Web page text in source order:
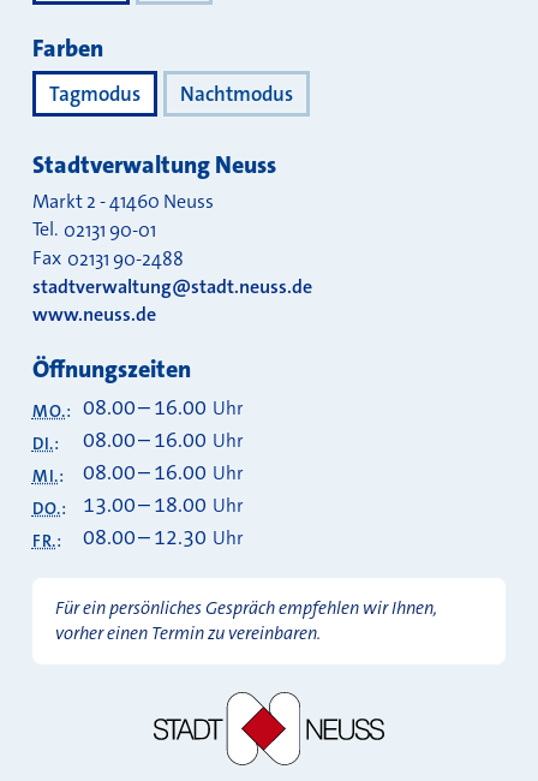
Farben
Tagmodus Nachtmodus
Stadtverwaltung Neuss
Markt 2-41460 Neuss
Tel. 02131 90-01
Fax 02131 90-2488
stadtverwaltung@stadt.neuss.de
www.neuss.de
Öffnungszeiten
MO.: 08.00–16.00 Uhr
DI.: 08.00–16.00 Uhr
MI.: 08.00–16.00 Uhr
DO.: 13.00–18.00 Uhr
FR.: 08.00–12.30 Uhr
Für ein persönliches Gespräch empfehlen wir Ihnen,
vorher einen Termin zu vereinbaren.